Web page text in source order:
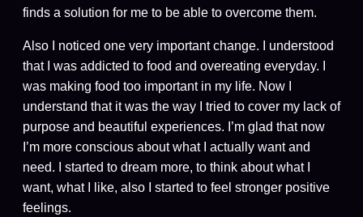
finds a solution for me to be able to overcome them.
Also I noticed one very important change. I understood
that I was addicted to food and overeating everyday. I
was making food too important in my life. Now I
understand that it was the way I tried to cover my lack of
purpose and beautiful experiences. I’m glad that now
I’m more conscious about what I actually want and
need. I started to dream more, to think about what I
want, what I like, also I started to feel stronger positive
feelings.